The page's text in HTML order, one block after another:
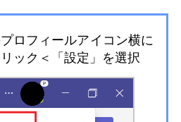
ロフィールアイコン横に
ック＜「設定」を選択